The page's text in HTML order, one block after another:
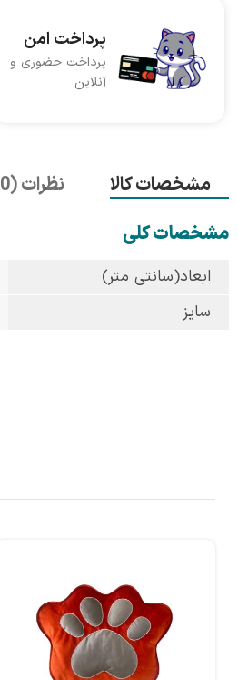
پرداخت امن
پرداخت حضوری و
آنلاین
مشخصات کالا
نظرات (0)
مشخصات کلی
ابعاد(سانتی متر)
سایز